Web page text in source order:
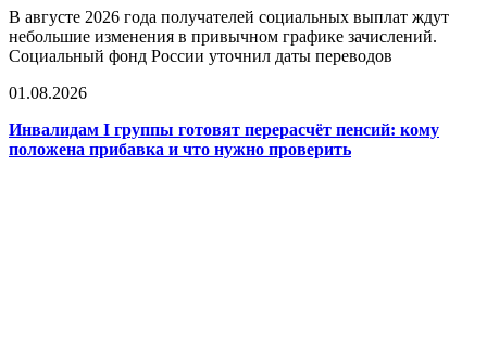
В августе 2026 года получателей социальных выплат ждут
небольшие изменения в привычном графике зачислений.
Социальный фонд России уточнил даты переводов
01.08.2026
Инвалидам I группы готовят перерасчёт пенсий: кому
положена прибавка и что нужно проверить